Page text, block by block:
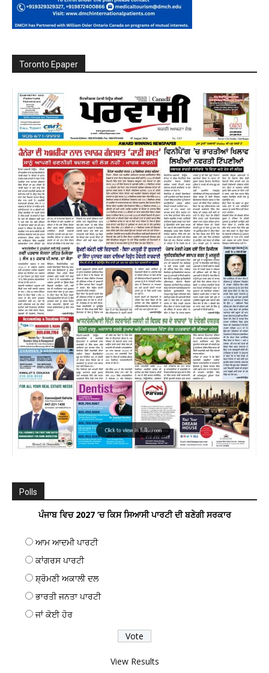
Toronto Epaper
Polls
ਪੰਜਾਬ ਵਿਚ 2027 ’ਚ ਕਿਸ ਸਿਆਸੀ ਪਾਰਟੀ ਦੀ ਬਣੇਗੀ ਸਰਕਾਰ
ਆਮ ਆਦਮੀ ਪਾਰਟੀ
ਕਾਂਗਰਸ ਪਾਰਟੀ
ਸ਼੍ਰੋਮਣੀ ਅਕਾਲੀ ਦਲ
ਭਾਰਤੀ ਜਨਤਾ ਪਾਰਟੀ
ਜਾਂ ਕੋਈ ਹੋਰ
View Results